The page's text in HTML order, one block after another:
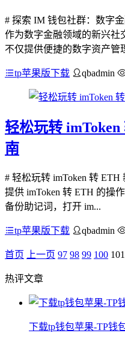
# 探索 IM 钱包社群：数字
作为数字金融领域的新兴社
不仅提供便捷的数字资产管
tp苹果版下载 qbadmin
轻松玩转
南
# 轻松玩转 imToken 转
提供 imToken 转 ETH 的操
备份助记词，打开 im...
tp苹果版下载 qbadmin
首页 上一页 97 98 99 100 101
热评文章
下载tp钱包苹果-TP钱